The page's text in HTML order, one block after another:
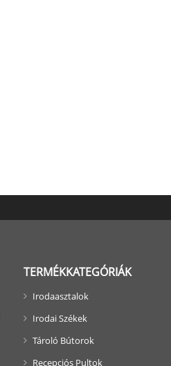
TERMÉKKATEGÓRIÁK
Irodaasztalok
Irodai Székek
Tároló Bútorok
Recepciós Pultok